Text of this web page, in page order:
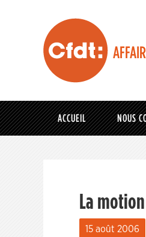
ACCUEIL NOUS
La motion
15 août 2006